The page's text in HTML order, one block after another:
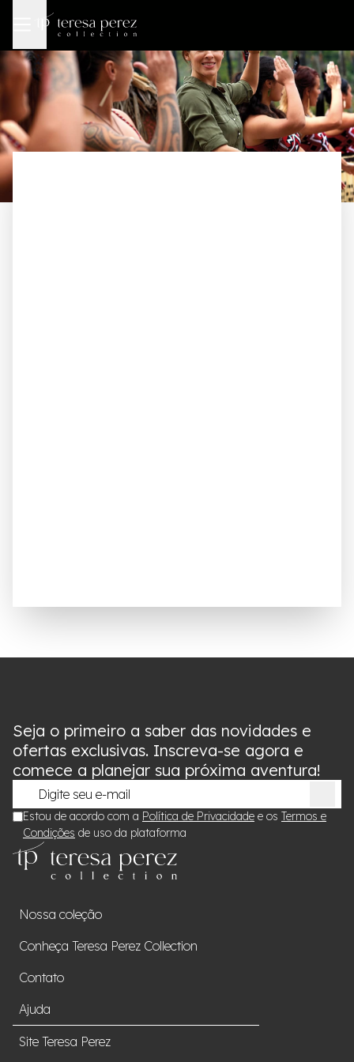
Nossa coleção
Conheça Teresa Perez Collection
Contato
Ajuda
Site Teresa Perez
Seja o primeiro a saber das novidades e
ofertas exclusivas. Inscreva-se agora e
comece a planejar sua próxima aventura!
Estou de acordo com a Política de Privacidade e os Termos e
Condições de uso da plataforma